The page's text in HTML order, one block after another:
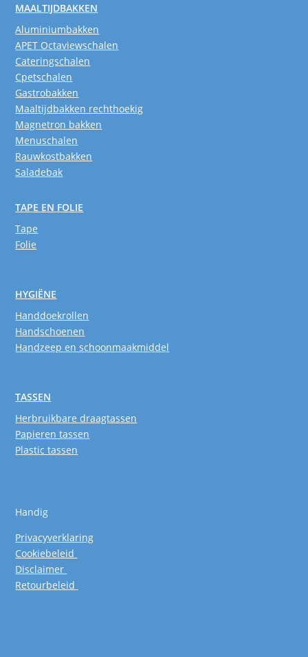
MAALTIJDBAKKEN
Aluminiumbakken
APET Octaviewschalen
Cateringschalen
Cpetschalen
Gastrobakken
Maaltijdbakken rechthoekig
Magnetron bakken
Menuschalen
Rauwkostbakken
Saladebak
TAPE EN FOLIE
Tape
Folie
HYGIËNE
Handdoekrollen
Handschoenen
Handzeep en schoonmaakmiddel
TASSEN
Herbruikbare draagtassen
Papieren tassen
Plastic tassen
Handig
Privacyverklaring
Cookiebeleid
Disclaimer
Retourbeleid